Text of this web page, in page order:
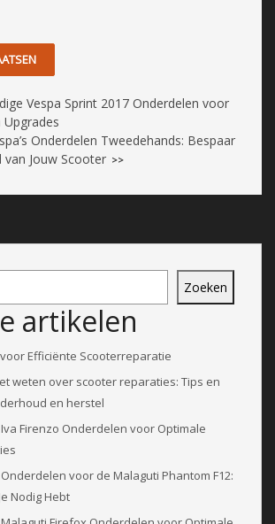
Vespa Sprint 2017 Onderdelen voor
Onderdelen Tweedehands: Bespaar
van Jouw Scooter >>
Zoeken
artikelen
Efficiënte Scooterreparatie
weten over scooter reparaties: Tips en
en herstel
Firenzo Onderdelen voor Optimale
voor de Malaguti Phantom F12:
Nodig Hebt